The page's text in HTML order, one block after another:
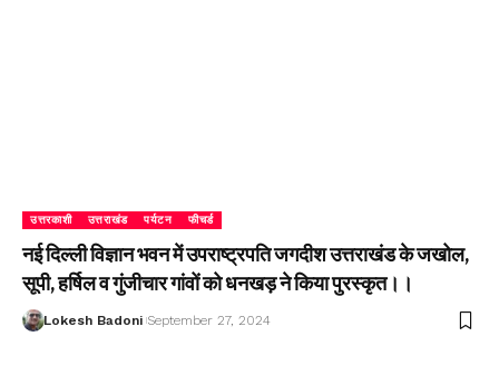
उत्तरकाशी उत्तराखंड पर्यटन फीचर्ड
नई दिल्ली विज्ञान भवन में उपराष्ट्रपति जगदीश उत्तराखंड के जखोल,
सूपी, हर्षिल व गुंजीचार गांवों को धनखड़ ने किया पुरस्कृत।।
Lokesh Badoni September 27, 2024